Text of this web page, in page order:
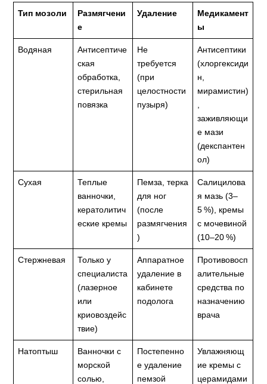
Тип мозоли
Размягчени
е
Удаление
Медикамент
ы
Водяная
Антисептиче
ская
обработка,
стерильная
повязка
Не
требуется
(при
целостности
пузыря)
Антисептики
(хлоргексиди
н,
мирамистин)
заживляющи
е мази
(декспантен
ол)
Сухая
Теплые
ванночки,
кератолитич
еские кремы
Пемза, терка
для ног
(после
размягчения
)
Салицилова
я мазь (3–
5 %), кремы
с мочевиной
(10–20 %)
Стержневая
Только у
специалиста
(лазерное
или
криовоздейс
твие)
Аппаратное
удаление в
кабинете
подолога
Противовосп
алительные
средства по
назначению
врача
Натоптыш
Ванночки с
морской
солью,
Постепенно
е удаление
пемзой
Увлажняющ
ие кремы с
церамидами